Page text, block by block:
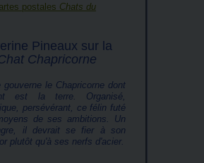
postales Chats du
Pineaux sur la
Chapricorne
gouverne le Chapricorne dont
est la terre. Organisé,
persévérant, ce félin futé
de ses ambitions. Un
il devrait se fier à son
plutôt qu'à ses nerfs d'acier.